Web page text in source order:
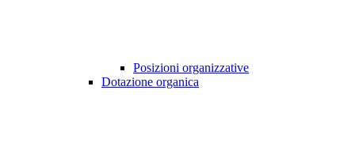
Posizioni organizzative
Dotazione organica